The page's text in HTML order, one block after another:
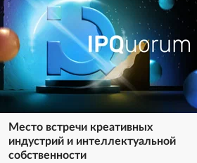
Место встречи креативных
индустрий и интеллектуальной
собственности